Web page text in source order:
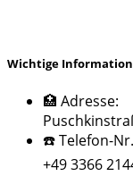
Wichtige
🏥 Adresse:
☎️ Telefon-
+49 3366